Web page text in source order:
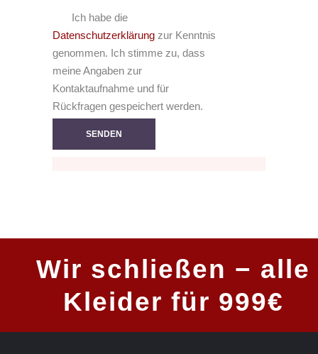
Ich habe die
Datenschutzerklärung zur Kenntnis
genommen. Ich stimme zu, dass
meine Angaben zur
Kontaktaufnahme und für
Rückfragen gespeichert werden.
Wir schließen − alle
Kleider für 999€